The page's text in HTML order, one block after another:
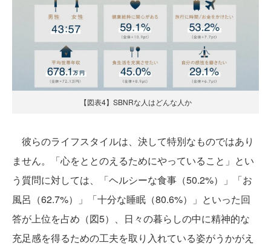
【図表4】SBNRな人はどんな人か
彼らのライフスタイルは、決して特別なものではあり
ません。「心をととのえるためにやっていること」とい
う質問に対しては、「ヘルシーな食事（50.2%）」「お
風呂（62.7%）」「十分な睡眠（80.6%）」といった回
答が上位を占め（図5）、日々の暮らしの中に精神的な
充足感を得るための工夫を取り入れている姿がうかがえ